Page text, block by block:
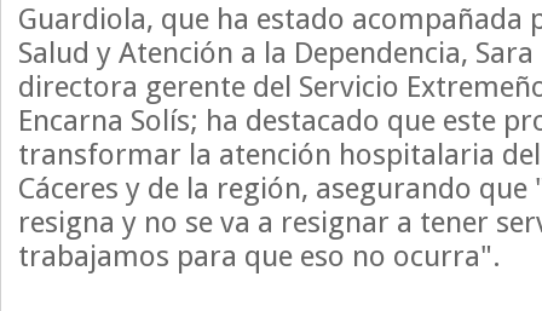
Guardiola, que ha estado acompañada
Salud y Atención a la Dependencia, Sara
directora gerente del Servicio Extremeño
Encarna Solís; ha destacado que este
transformar la atención hospitalaria
Cáceres y de la región, asegurando
resigna y no se va a resignar a tener
trabajamos para que eso no ocurra".